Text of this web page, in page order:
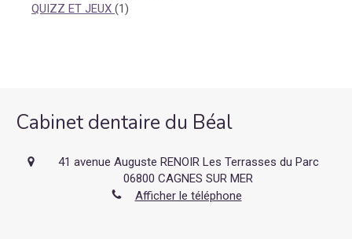
QUIZZ ET JEUX (1)
Cabinet dentaire du Béal
41 avenue Auguste RENOIR Les Terrasses du Parc
06800 CAGNES SUR MER
Afficher le téléphone